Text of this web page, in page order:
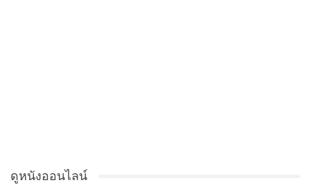
ดูหนังออนไลน์